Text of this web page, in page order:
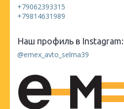
+79062393315
+79814631989
Наш профиль в Instagram:
@emex_avto_selma39